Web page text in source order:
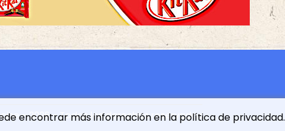
encontrar más información en la política de privacidad.
- 2026 - Todos los derechos reservados